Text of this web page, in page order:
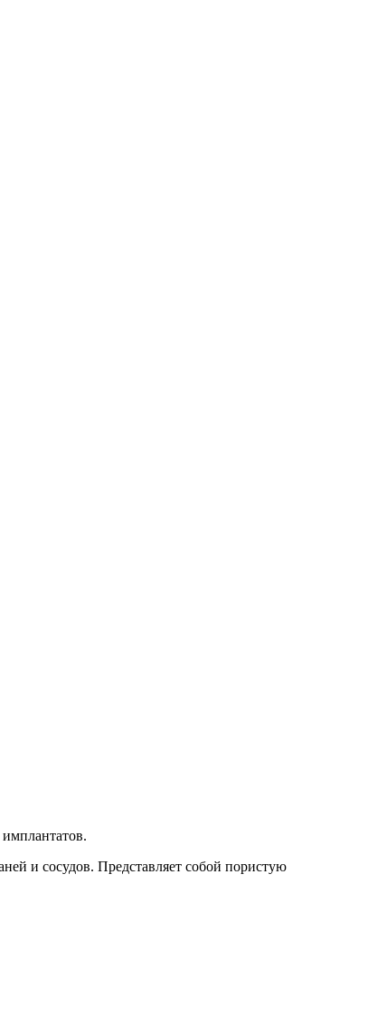
и сосудов. Представляет собой пористую